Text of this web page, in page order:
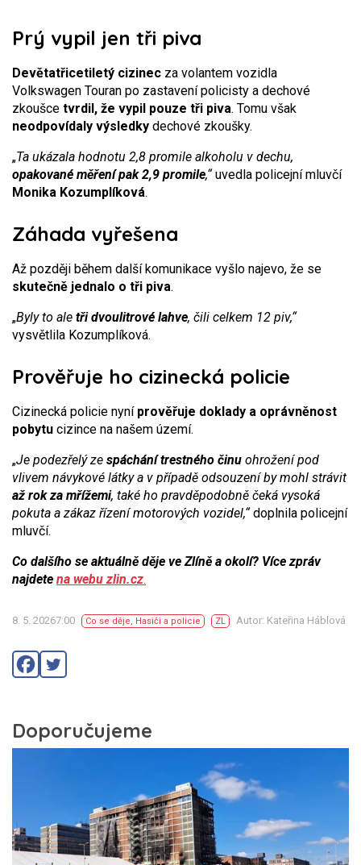
Prý vypil jen tři piva
Devětatřicetiletý cizinec za volantem vozidla
Volkswagen Touran po zastavení policisty a dechové
zkoušce tvrdil, že vypil pouze tři piva. Tomu však
neodpovídaly výsledky dechové zkoušky.
„Ta ukázala hodnotu 2,8 promile alkoholu v dechu,
opakované měření pak 2,9 promile,“uvedla policejní mluvčí
Monika Kozumplíková.
Záhada vyřešena
Až později během další komunikace vyšlo najevo, že se
skutečně jednalo o tři piva.
„Byly to ale tři dvoulitrové lahve, čili celkem 12 piv,“
vysvětlila Kozumplíková.
Prověřuje ho cizinecká policie
Cizinecká policie nyní prověřuje doklady a oprávněnost
pobytu cizince na našem území.
„Je podezřelý ze spáchání trestného činu ohrožení pod
vlivem návykové látky a v případě odsouzení by mohl strávit
až rok za mřížemi, také ho pravděpodobně čeká vysoká
pokuta a zákaz řízení motorových vozidel,“doplnila policejní
mluvčí.
Co dalšího se aktuálně děje ve Zlíně a okolí? Více zpráv
najdete na webu zlin.cz.
8. 5. 20267:00 Co se děje, Hasiči a policie ZL Autor: Kateřina Háblová